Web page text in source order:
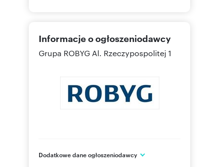
Informacje o ogłoszeniodawcy
Grupa ROBYG Al. Rzeczypospolitej 1
Dodatkowe dane ogłoszeniodawcy